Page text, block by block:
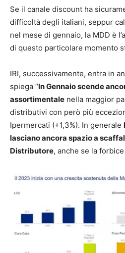
Se il canale discount ha
difficoltà degli italiani, seppur
nel mese di gennaio, la MDD è
di questo particolare momento
IRI, successivamente, entra in
spiega “In Gennaio scende
assortimentale nella maggior
distributivi con però più
Ipermercati (+1,3%). In generale
lasciano ancora spazio a
Distributore, anche se la